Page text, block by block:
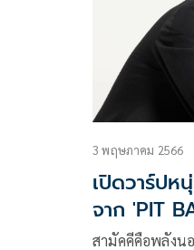
3 พฤษภาคม 2566
เปิดวาร์ป
จาก 'PIT
สามัคคีคือพลังน